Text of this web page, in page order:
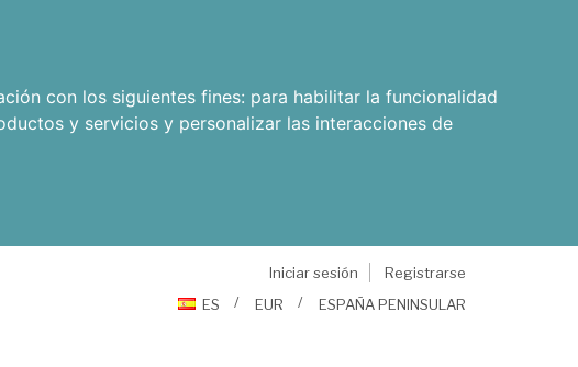
con los siguientes fines: para habilitar la funcionalidad
y servicios y personalizar las interacciones de
Iniciar sesión
Registrarse
ES
EUR ESPAÑA PENINSULAR